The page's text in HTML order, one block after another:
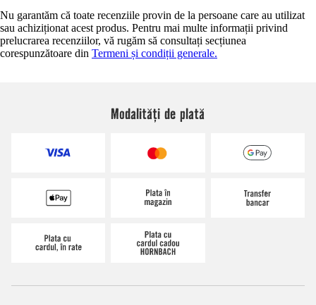
Nu garantăm că toate recenziile provin de la persoane care au utilizat
sau achiziționat acest produs. Pentru mai multe informații privind
prelucrarea recenziilor, vă rugăm să consultați secțiunea
corespunzătoare din Termeni și condiții generale.
Modalități de plată